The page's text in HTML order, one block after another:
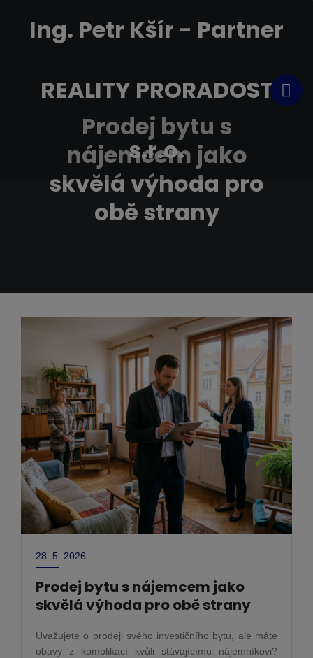
Ing. Petr Kšír - Partner
REALITY PRORADOST
s.r.o.
Prodej bytu s
nájemcem jako
skvělá výhoda pro
obě strany
28. 5. 2026
Prodej bytu s nájemcem jako
skvělá výhoda pro obě strany
Uvažujete o prodeji svého investičního bytu, ale máte
obavy z komplikací kvůli stávajícímu nájemníkovi?